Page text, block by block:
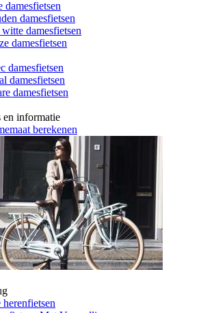
damesfietsen
damesfietsen
damesfietsen
damesfietsen
damesfietsen
damesfietsen
damesfietsen
en informatie
berekenen
herenfietsen